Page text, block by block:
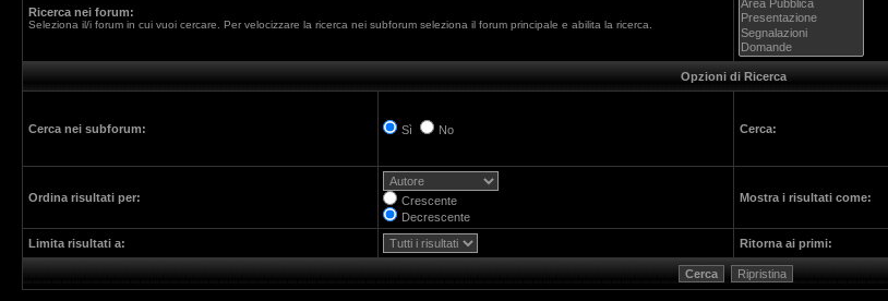
Ricerca nei forum:
Seleziona il/i forum in cui vuoi cercare. Per velocizzare la ricerca nei subforum seleziona il forum principale e abilita la ricerca.
Opzioni di Ricerca
Cerca nei subforum: Sì No Cerca:
Ordina risultati per:
Crescente
Decrescente
Mostra i risultati come:
Limita risultati a: Ritorna ai primi: